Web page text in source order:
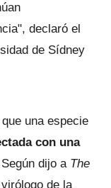
declaró el
de Sídney
una especie
con una
Según dijo a The
de la